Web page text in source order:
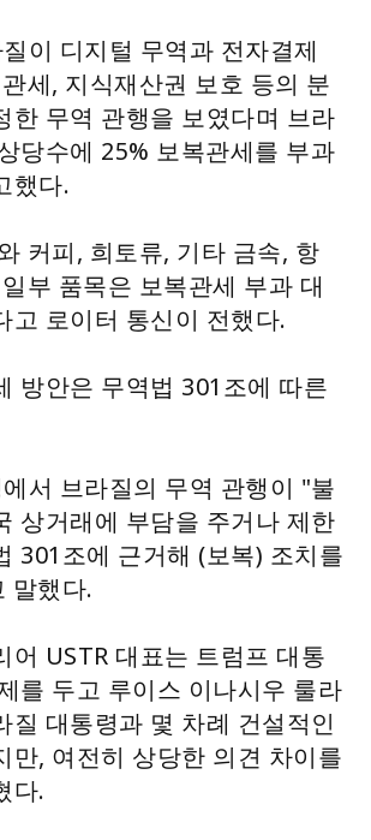
이 디지털 무역과 전자결제
세, 지식재산권 보호 등의 분
한 무역 관행을 보였다며 브라
당수에 25% 보복관세를 부과
했다.
커피, 희토류, 기타 금속, 항
부 품목은 보복관세 부과 대
고 로이터 통신이 전했다.
방안은 무역법 301조에 따른
서 브라질의 무역 관행이 "불
상거래에 부담을 주거나 제한
301조에 근거해 (보복) 조치를
말했다.
어 USTR 대표는 트럼프 대통
를 두고 루이스 이나시우 룰라
질 대통령과 몇 차례 건설적인
만, 여전히 상당한 의견 차이를
다.